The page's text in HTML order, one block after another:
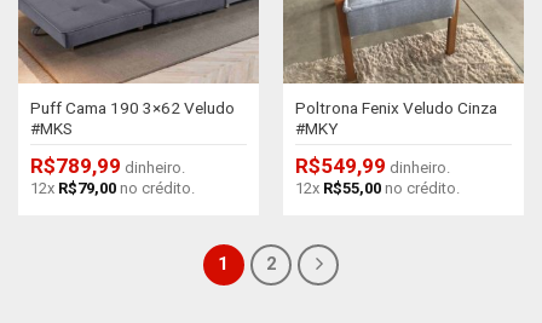
Puff Cama 190 3×62 Veludo
#MKS
R$789,99 dinheiro.
12x R$79,00no crédito.
Poltrona Fenix Veludo Cinza
#MKY
R$549,99 dinheiro.
12x R$55,00no crédito.
1 2